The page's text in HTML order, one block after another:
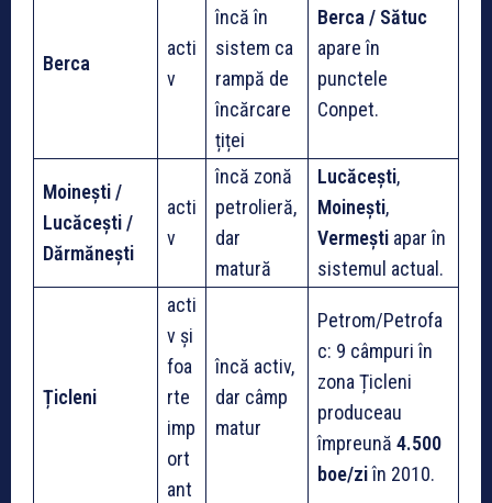
Berca
acti
v
încă în
sistem ca
rampă de
încărcare
țiței
Berca / Sătuc
apare în
punctele
Conpet.
Moinești /
Lucăcești /
Dărmănești
acti
v
încă zonă
petrolieră,
dar
matură
Lucăcești,
Moinești,
Vermești apar în
sistemul actual.
Țicleni
acti
v și
foa
rte
imp
ort
ant
încă activ,
dar câmp
matur
Petrom/Petrofa
c: 9 câmpuri în
zona Țicleni
produceau
împreună 4.500
boe/ziîn 2010.